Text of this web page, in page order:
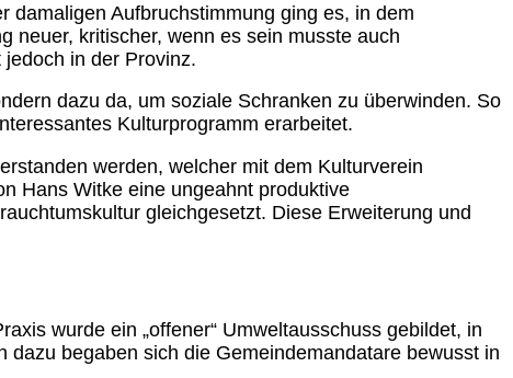
damaligen Aufbruchstimmung ging es, in dem
neuer, kritischer, wenn es sein musste auch
in der Provinz.
dazu da, um soziale Schranken zu überwinden. So
Kulturprogramm erarbeitet.
werden, welcher mit dem Kulturverein
Hans Witke eine ungeahnt produktive
gleichgesetzt. Diese Erweiterung und
wurde ein „offener“ Umweltausschuss gebildet, in
begaben sich die Gemeindemandatare bewusst in